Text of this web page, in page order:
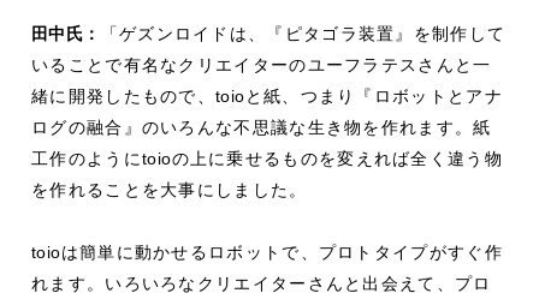
田中氏：
「ゲズンロイドは、『ピタゴラ装置』を制作して
いることで有名なクリエイターのユーフラテスさんと一
緒に開発したもので、 toioと紙、つまり『ロボットとアナ
ログの融合』のいろんな不思議な生き物を作れます。紙
工作のようにtoioの上に乗せるものを変えれば全く違う物
を作れることを大事にしました。
toioは簡単に動かせるロボットで、プロトタイプがすぐ作
れます。いろいろなクリエイターさんと出会えて、プロ